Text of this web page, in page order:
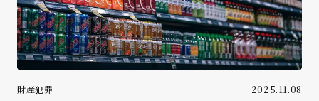
財産犯罪 2025.11.08